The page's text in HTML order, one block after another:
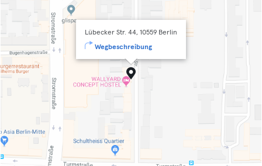
Lübecker Str. 44, 10559 Berlin
Wegbeschreibung